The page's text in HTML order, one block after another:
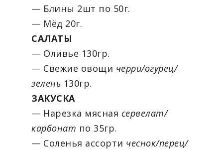
— Блины 2шт по 50г.
— Мёд 20г.
САЛАТЫ
— Оливье 130гр.
— Свежие овощи черри/огурец/
зелень 130гр.
ЗАКУСКА
— Нарезка мясная сервелат/
карбонат по 35гр.
— Соленья ассорти чеснок/перец/